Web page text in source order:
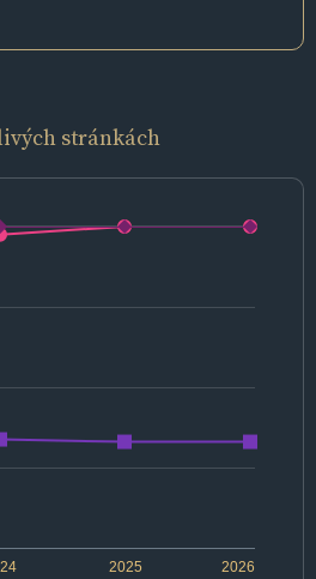
stránkách
2026
2025